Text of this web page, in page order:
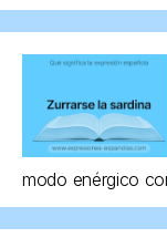
modo enérgico